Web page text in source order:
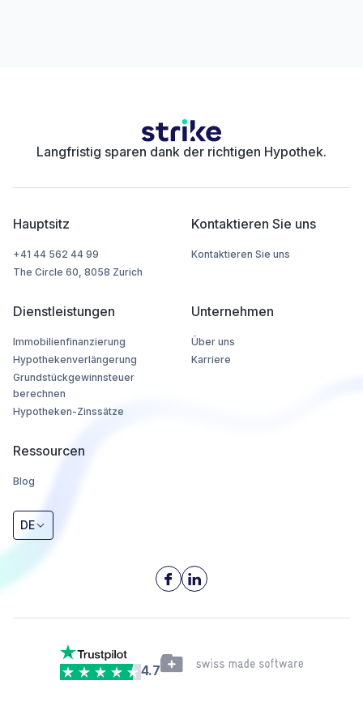
Langfristig sparen dank der richtigen Hypothek.
Hauptsitz
+41 44 562 44 99
The Circle 60, 8058 Zurich
Kontaktieren Sie uns
Kontaktieren Sie uns
Dienstleistungen
Immobilienfinanzierung
Hypothekenverlängerung
Grundstückgewinnsteuer
berechnen
Hypotheken-Zinssätze
Unternehmen
Über uns
Karriere
Ressourcen
Blog
DE
4.7